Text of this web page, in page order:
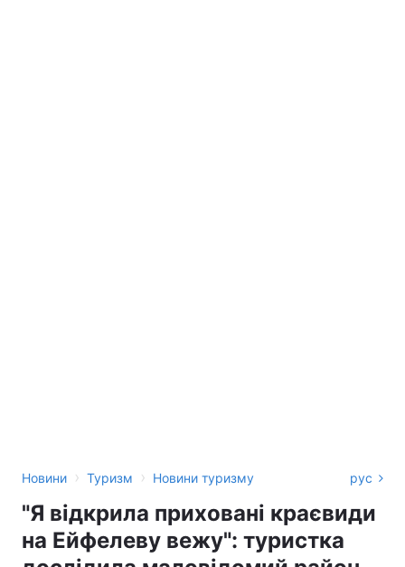
Новини › Туризм › Новини туризму рус
"Я відкрила приховані краєвиди
на Ейфелеву вежу": туристка